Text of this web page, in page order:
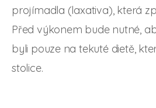
projímadla (laxativa), která
Před výkonem bude nutné,
byli pouze na tekuté dietě,
stolice.